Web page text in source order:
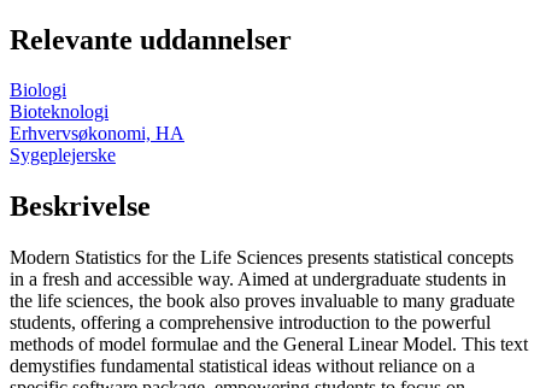
Relevante uddannelser
Biologi
Bioteknologi
Erhvervsøkonomi, HA
Sygeplejerske
Beskrivelse
Modern Statistics for the Life Sciences presents statistical concepts
in a fresh and accessible way. Aimed at undergraduate students in
the life sciences, the book also proves invaluable to many graduate
students, offering a comprehensive introduction to the powerful
methods of model formulae and the General Linear Model. This text
demystifies fundamental statistical ideas without reliance on a